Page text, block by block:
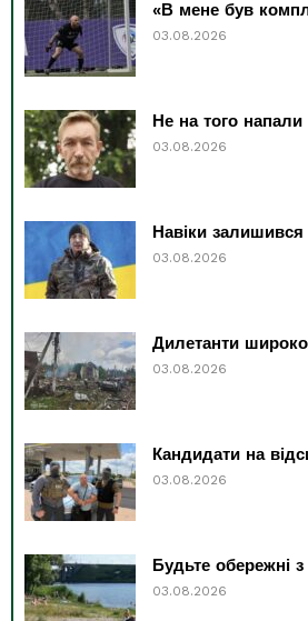
«В мене був
03.08.2026
Не на того напали
03.08.2026
Навіки
03.08.2026
Дилетанти
03.08.2026
Кандидати на
03.08.2026
Будьте обережні
03.08.2026